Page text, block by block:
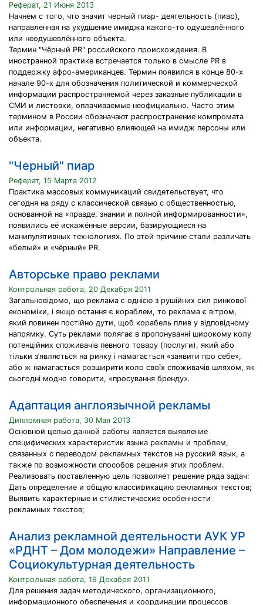
Реферат, 21 Июня 2013
Начнем с того, что значит черный пиар- деятельность (пиар),
направленная на ухудшение имиджа какого-то одушевлённого
или неодушевлённого объекта.
Термин "Чёрный PR" российского происхождения. В
иностранной практике встречается только в смысле PR в
поддержку афро-американцев. Термин появился в конце 80-х
начале 90-х для обозначения политической и коммерческой
информации распространяемой через заказные публикации в
СМИ и листовки, оплачиваемые неофициально. Часто этим
термином в России обозначают распространение компромата
или информации, негативно влияющей на имидж персоны или
объекта.
"Черный" пиар
Реферат, 15 Марта 2012
Практика массовых коммуникаций свидетельствует, что
сегодня на ряду с классической связью с общественностью,
основанной на «правде, знании и полной информированности»,
появились её искажённые версии, базирующиеся на
манипулятивных технологиях. По этой причине стали различать
«белый» и «чёрный» PR.
Авторське право реклами
Контрольная работа, 20 Декабря 2011
Загальновідомо, що реклама є однією з рушійних сил ринкової
економіки, і якщо остання є кораблем, то реклама є вітром,
який повинен постійно дути, щоб корабель плив у відповідному
напрямку. Суть реклами полягає в пропонуванні широкому колу
потенційних споживачів певного товару (послуги), який або
тільки з’являється на ринку і намагається «заявити про себе»,
або ж намагається розширити коло своїх споживачів шляхом, як
сьогодні модно говорити, «просування бренду».
Адаптация англоязычной рекламы
Дипломная работа, 30 Мая 2013
Основной целью данной работы является выявление
специфических характеристик языка рекламы и проблем,
связанных с переводом рекламных текстов на русский язык, а
также по возможности способов решения этих проблем.
Реализовать поставленную цель позволяет решение ряда задач:
Дать определение и общую классификацию рекламных текстов;
Выявить характерные и стилистические особенности
рекламных текстов;
Анализ рекламной деятельности АУК УР
«РДНТ – Дом молодежи» Направление –
Социокультурная деятельность
Контрольная работа, 19 Декабря 2011
Для решения задач методического, организационного,
информационного обеспечения и координации процессов